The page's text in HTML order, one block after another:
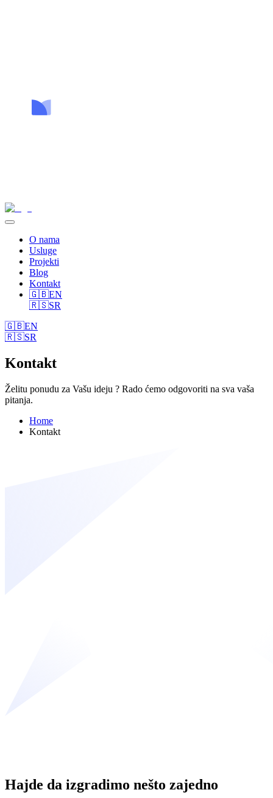
O nama
Usluge
Projekti
Blog
Kontakt
🇬🇧EN
🇷🇸SR
🇬🇧EN
🇷🇸SR
Kontakt
Želitu ponudu za Vašu ideju ? Rado ćemo odgovoriti na sva vaša
pitanja.
Home
Kontakt
Hajde da izgradimo nešto zajedno